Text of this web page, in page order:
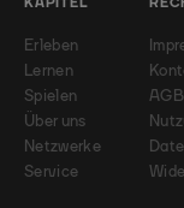
KAPITEL
Erleben
Lernen
Spielen
Über uns
Netzwerke
Service
AGB